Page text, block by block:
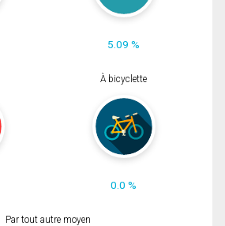
5.09 %
À bicyclette
0.0 %
Par tout autre moyen